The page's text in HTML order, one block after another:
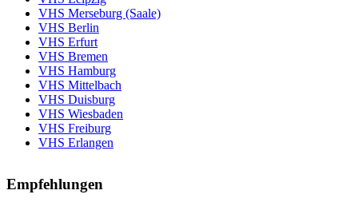
VHS Merseburg (Saale)
VHS Berlin
VHS Erfurt
VHS Bremen
VHS Hamburg
VHS Mittelbach
VHS Duisburg
VHS Wiesbaden
VHS Freiburg
VHS Erlangen
Empfehlungen